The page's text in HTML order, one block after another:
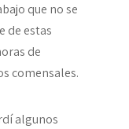
que no se
de estas
de
comensales.
algunos